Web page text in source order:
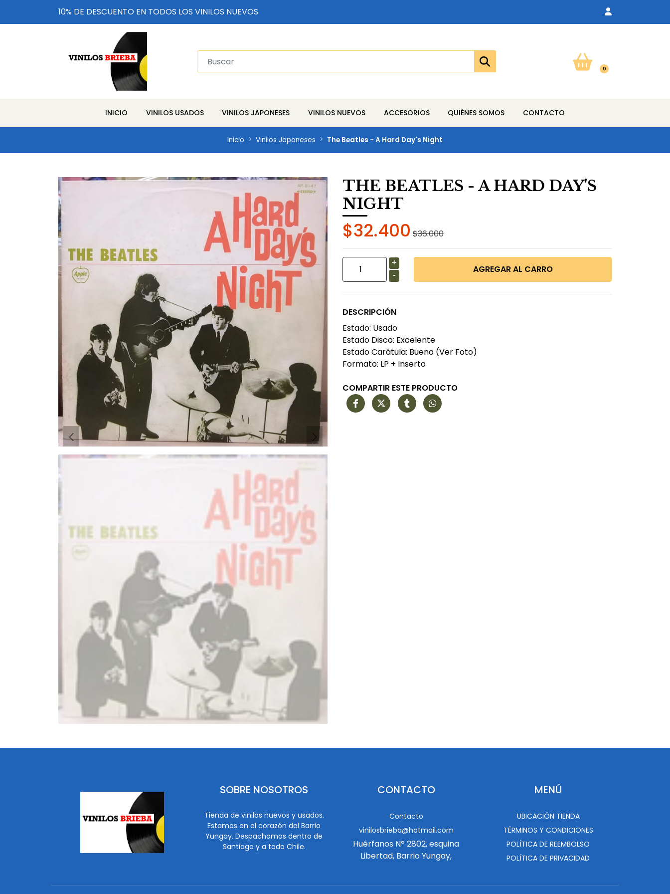
10% DE DESCUENTO EN TODOS LOS VINILOS NUEVOS
0
INICIO VINILOS USADOS VINILOS JAPONESES VINILOS NUEVOS ACCESORIOS QUIÉNES SOMOS CONTACTO
Inicio Vinilos Japoneses The Beatles - A Hard Day's Night
THE BEATLES - A HARD DAY'S
NIGHT
$32.400 $36.000
+
-
DESCRIPCIÓN
Estado: Usado
Estado Disco: Excelente
Estado Carátula: Bueno (Ver Foto)
Formato: LP + Inserto
COMPARTIR ESTE PRODUCTO
SOBRE NOSOTROS
Tienda de vinilos nuevos y usados.
Estamos en el corazón del Barrio
Yungay. Despachamos dentro de
Santiago y a todo Chile.
CONTACTO
Contacto
vinilosbrieba@hotmail.com
Huérfanos Nº 2802, esquina
Libertad, Barrio Yungay,
MENÚ
UBICACIÓN TIENDA
TÉRMINOS Y CONDICIONES
POLÍTICA DE REEMBOLSO
POLÍTICA DE PRIVACIDAD